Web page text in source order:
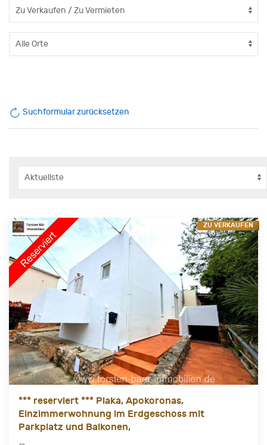
Suchformular zurücksetzen
*** reserviert *** Plaka, Apokoronas,
Einzimmerwohnung im Erdgeschoss mit
Parkplatz und Balkonen,
ZU VERKAUFEN